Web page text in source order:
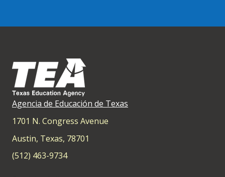
Agencia de Educación de Texas
1701 N. Congress Avenue
Austin, Texas, 78701
(512) 463-9734